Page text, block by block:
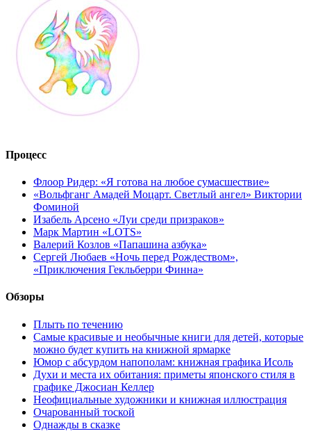
Процесс
Флоор Ридер: «Я готова на любое сумасшествие»
«Вольфганг Амадей Моцарт. Светлый ангел» Виктории
Фоминой
Изабель Арсено «Луи среди призраков»
Марк Мартин «LOTS»
Валерий Козлов «Папашина азбука»
Сергей Любаев «Ночь перед Рождеством»,
«Приключения Гекльберри Финна»
Обзоры
Плыть по течению
Самые красивые и необычные книги для детей, которые
можно будет купить на книжной ярмарке
Юмор с абсурдом напополам: книжная графика Исоль
Духи и места их обитания: приметы японского стиля в
графике Джосиан Келлер
Неофициальные художники и книжная иллюстрация
Очарованный тоской
Однажды в сказке